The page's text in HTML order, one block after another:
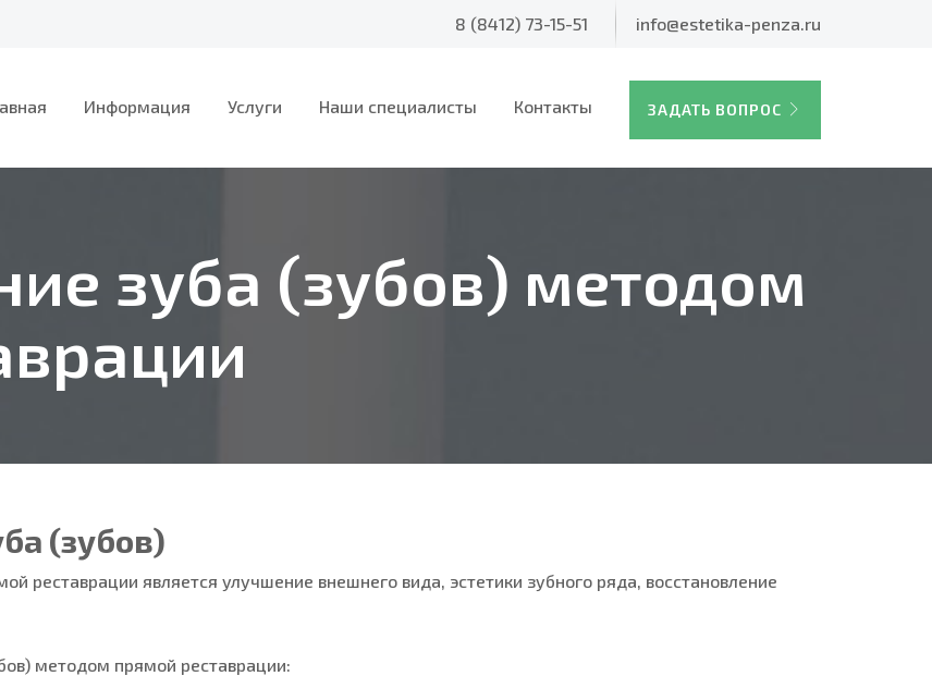
8 (8412) 73-15-51 info@estetika-penza.ru
Информация Услуги Наши специалисты Контакты ЗАДАТЬ ВОПРОС
зуба (зубов) методом
(зубов)
реставрации является улучшение внешнего вида, эстетики зубного ряда, восстановление
методом прямой реставрации: